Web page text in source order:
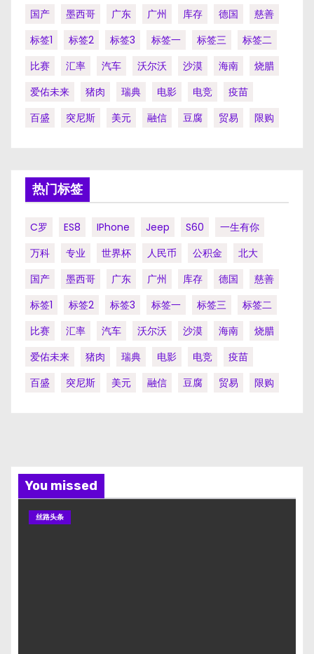
国产
墨西哥 广东 广州 库存 德国
慈善
标签1
标签2 标签3 标签一 标签三
标签二
比赛
汇率 汽车 沃尔沃 沙漠 海南
烧腊
爱佑未来
猪肉 瑞典 电影 电竞
疫苗
百盛
突尼斯 美元 融信 豆腐 贸易 限购
热门标签
C罗 ES8 IPhone Jeep S60
一生有你
万科
专业 世界杯 人民币 公积金
北大
国产
墨西哥 广东 广州 库存 德国
慈善
标签1
标签2 标签3 标签一 标签三
标签二
比赛
汇率 汽车 沃尔沃 沙漠 海南
烧腊
爱佑未来
猪肉 瑞典 电影 电竞
疫苗
百盛
突尼斯 美元 融信 豆腐 贸易 限购
You missed
丝路头条